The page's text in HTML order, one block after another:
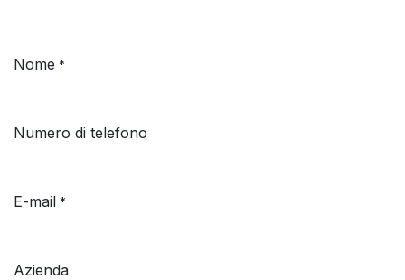
Nome *
Numero di telefono
E-mail *
Azienda